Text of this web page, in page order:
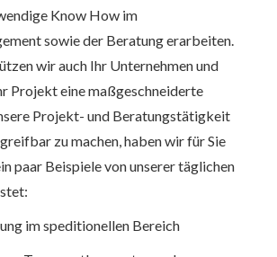
Know How im
sowie der Beratung erarbeiten.
wir auch Ihr Unternehmen und
Projekt eine maßgeschneiderte
Projekt- und Beratungstätigkeit
zu machen, haben wir für Sie
paar Beispiele von unserer täglichen
im speditionellen Bereich